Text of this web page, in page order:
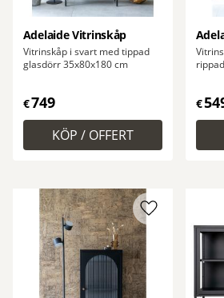
Adelaide Vitrinskåp
Vitrinskåp i svart med tippad
glasdörr 35x80x180 cm
€749 €
Lägg till i